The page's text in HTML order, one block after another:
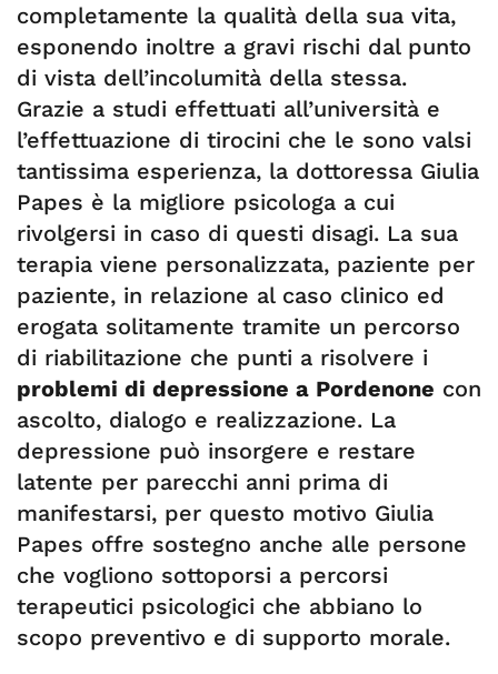
completamente la qualità della sua vita,
esponendo inoltre a gravi rischi dal punto
di vista dell’incolumità della stessa.
Grazie a studi effettuati all’università e
l’effettuazione di tirocini che le sono valsi
tantissima esperienza, la dottoressa Giulia
Papes è la migliore psicologa a cui
rivolgersi in caso di questi disagi. La sua
terapia viene personalizzata, paziente per
paziente, in relazione al caso clinico ed
erogata solitamente tramite un percorso
di riabilitazione che punti a risolvere i
problemi di depressione a Pordenone con
ascolto, dialogo e realizzazione. La
depressione può insorgere e restare
latente per parecchi anni prima di
manifestarsi, per questo motivo Giulia
Papes offre sostegno anche alle persone
che vogliono sottoporsi a percorsi
terapeutici psicologici che abbiano lo
scopo preventivo e di supporto morale.